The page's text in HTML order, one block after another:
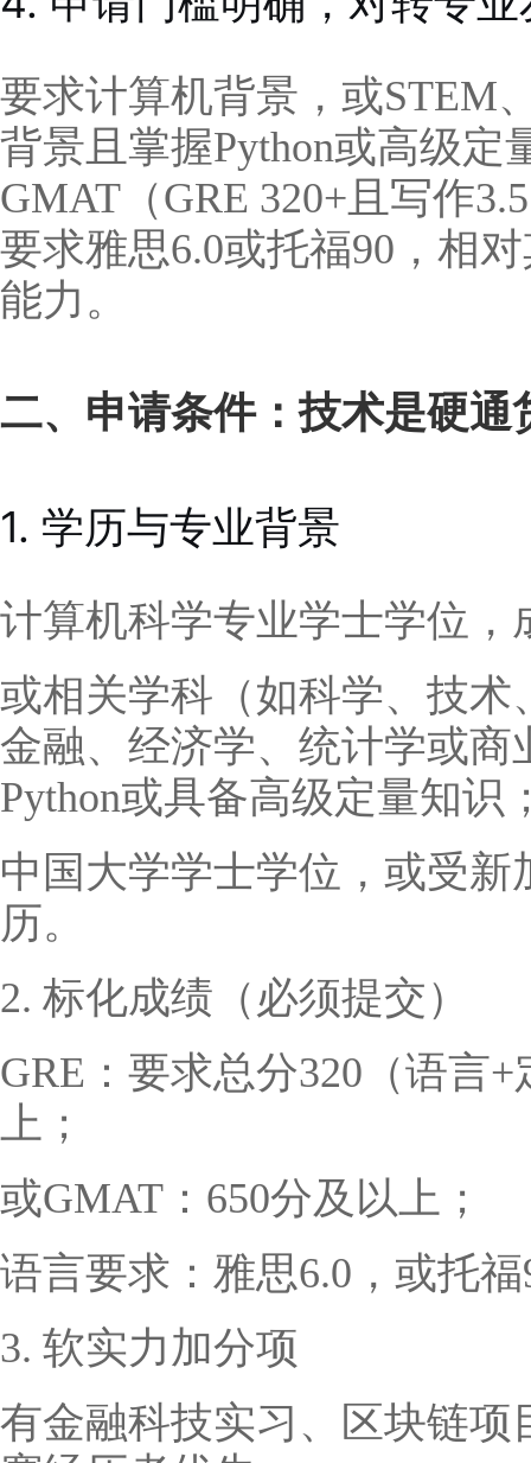
要求计算机背景，或STEM
背景且掌握Python或高级定
GMAT（GRE 320+且写作
要求雅思6.0或托福90，相
能力。
二、申请条件：技术是硬通
1. 学历与专业背景
计算机科学专业学士学位，
或相关学科（如科学、技术
金融、经济学、统计学或
Python或具备高级定量知识
中国大学学士学位，或受
历。
2. 标化成绩（必须提交）
GRE：要求总分320（语言
上；
或GMAT：650分及以上；
语言要求：雅思6.0，或托福
3. 软实力加分项
有金融科技实习、区块链